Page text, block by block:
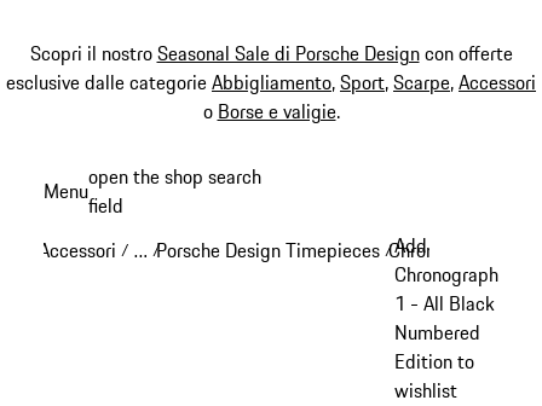
Scopri il nostroSeasonal Sale di Porsche Designcon offerte
esclusive dalle categorieAbbigliamento,Sport,Scarpe,Accessori
o Borse e valigie.
principale
Menuopen the shop search
field
Accessori / …
Reveal collapsed breadcrumb items
/Porsche Design Timepieces /Chronograph 1
Add
Chronograph
1 - All Black
Numbered
Edition to
wishlist